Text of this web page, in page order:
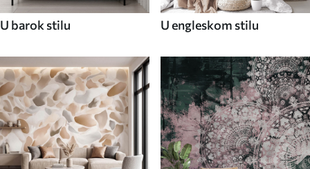
U barok stilu U engleskom stilu